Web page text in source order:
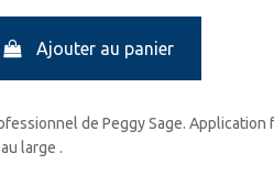
Ajouter au panier
de Peggy Sage.
large .